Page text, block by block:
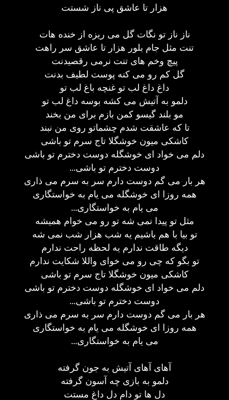
هزار تا عاشق پی ناز شستت
ناز ناز تو نگات گل می ریزه از خنده هات
تنت مثل جام بلور هزار تا عاشق سر راهت
پیچ وخم های تنت نرمی رقصیدنت
گل کم رو می کنه پوست لطیف بدنت
داغ داغ لب تو غنچه باغ لب تو
دلمو به آتیش می کشه بوسه داغ لب تو
مو بلند گیسو کمن بازم برای من بخند
تا که عاشقت شدم چشماتو روی من نبند
کاشکی میون خوشگلا تاج سرم تو باشی
دلم می خواد ای خوشگله دوست دخترم تو باشی
...دوست دخترم تو باشی
هر بار می گم دوست دارم سر به سرم می ذاری
همه روزا ای خوشگله می یام به خواستگاری
...می یام به خواستگاری
مثل تو پیدا نمی شه تو رو می خوام همیشه
تو بیا با هم باشیم یه شب هزار شب نمی شه
دیگه طاقت ندارم یه لحظه راحت ندارم
تو بگو که چی رو می خوای واللا شکایت ندارم
کاشکی میون خوشگلا تاج سرم تو باشی
دلم می خواد ای خوشگله دوست دخترم تو باشی
...دوست دخترم تو باشی
هر بار می گم دوست دارم سر به سرم می ذاری
همه روزا ای خوشگله می یام به خواستگاری
...می یام به خواستگاری
آهای آهای آتیش به جون گرفته
دلمو به بازی چه آسون گرفته
دل ها تو دام دل داغ مستت